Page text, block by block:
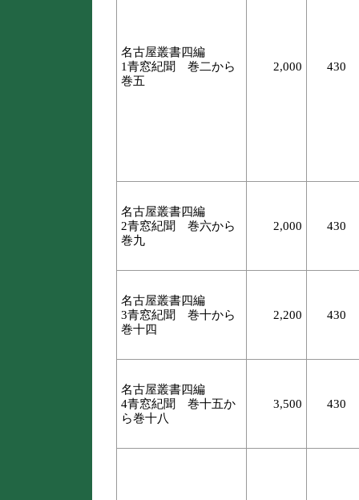
名古屋叢書四編
1青窓紀聞 巻二から
巻五
2,000 430
名古屋叢書四編
2青窓紀聞 巻六から
巻九
2,000 430
名古屋叢書四編
3青窓紀聞 巻十から
巻十四
2,200 430
名古屋叢書四編
4青窓紀聞 巻十五か
ら巻十八
3,500 430